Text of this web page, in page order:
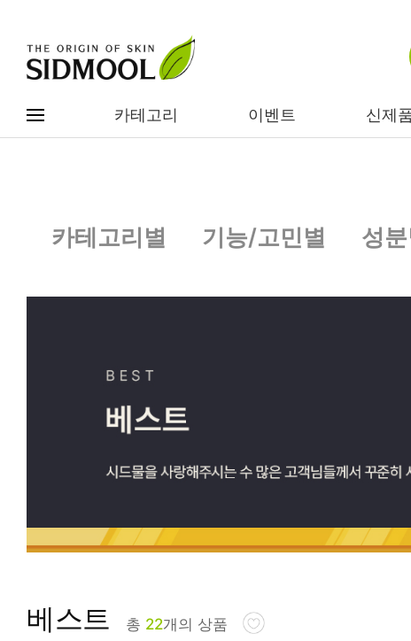
카테고리 이벤트 신제
카테고리별
피부타입별
베스트
비
썬
오
카테고리별 기능/고민별 성
베스트 총 22개의 상품